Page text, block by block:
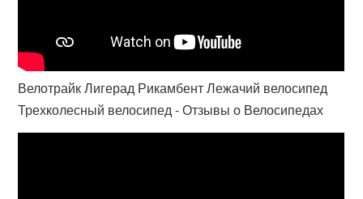
Велотрайк Лигерад Рикамбент Лежачий велосипед
Трехколесный велосипед - Отзывы о Велосипедах